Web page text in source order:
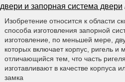
двери и запорная система двери
Изобретение относится к области
способа изготовления запорной
изготовление, по меньшей мере,
которых включает корпус, ригель и
отличающийся тем, что часть
изготавливают в качестве корпуса
замка